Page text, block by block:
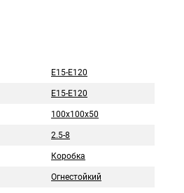
Е15-Е120
Е15-Е120
100х100х50
2.5-8
Коробка
Огнестойкий